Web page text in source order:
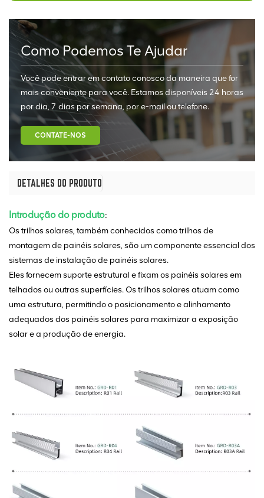
Como Podemos Te Ajudar
Você pode entrar em contato conosco da maneira que for
mais conveniente para você. Estamos disponíveis 24 horas
por dia, 7 dias por semana, por e-mail ou telefone.
CONTATE-NOS
DETALHES DO PRODUTO
Introdução do produto:
Os trilhos solares, também conhecidos como trilhos de
montagem de painéis solares, são um componente essencial dos
sistemas de instalação de painéis solares.
Eles fornecem suporte estrutural e fixam os painéis solares em
telhados ou outras superfícies. Os trilhos solares atuam como
uma estrutura, permitindo o posicionamento e alinhamento
adequados dos painéis solares para maximizar a exposição
solar e a produção de energia.